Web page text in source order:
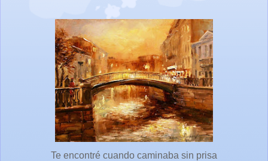
Te encontré cuando caminaba sin prisa